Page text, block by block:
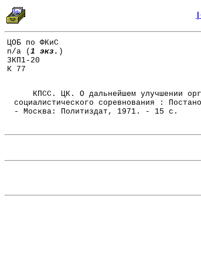
ЦОБ по ФКиС
n/a ( 1 экз. )
3КП1-20
К 77
КПСС. ЦК. О дальнейшем улучшении
социалистического соревнования :
- Москва: Политиздат, 1971. - 15 с.